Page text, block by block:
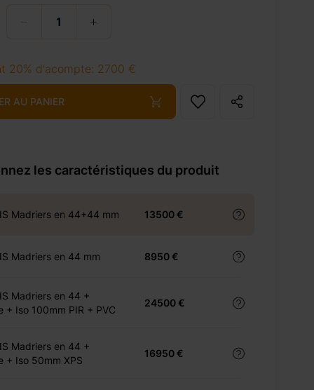
20% d'acompte: 2700 €
AU PANIER
les caractéristiques du produit
Madriers en 44+44 mm 13500 €
Madriers en 44 mm 8950 €
Madriers en 44 +
+ Iso 100mm PIR + PVC
24500 €
Madriers en 44 +
+ Iso 50mm XPS
16950 €